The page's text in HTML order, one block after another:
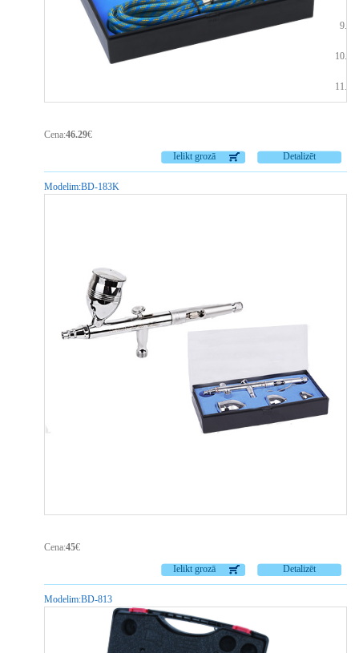
Cena:46.29€
Detalizēt
Ielikt grozā
Modelim:BD-183K
Cena:45€
Detalizēt
Ielikt grozā
Modelim:BD-813